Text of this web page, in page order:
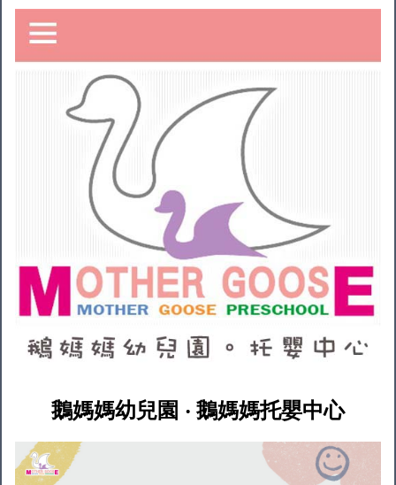
鵝媽媽幼兒園 ‧ 鵝媽媽托嬰中心